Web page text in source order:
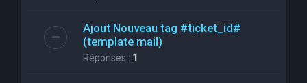
Ajout Nouveau tag #ticket_id#
(template mail)
Réponses : 1